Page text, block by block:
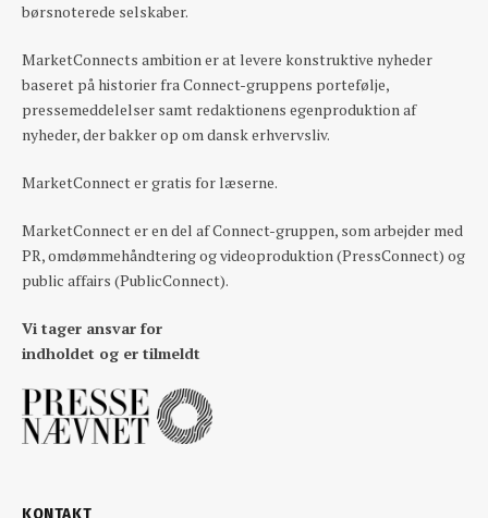
børsnoterede selskaber.
MarketConnects ambition er at levere konstruktive nyheder
baseret på historier fra Connect-gruppens portefølje,
pressemeddelelser samt redaktionens egenproduktion af
nyheder, der bakker op om dansk erhvervsliv.
MarketConnect er gratis for læserne.
MarketConnect er en del af Connect-gruppen, som arbejder med
PR, omdømmehåndtering og videoproduktion (PressConnect) og
public affairs (PublicConnect).
Vi tager ansvar for
indholdet og er tilmeldt
KONTAKT